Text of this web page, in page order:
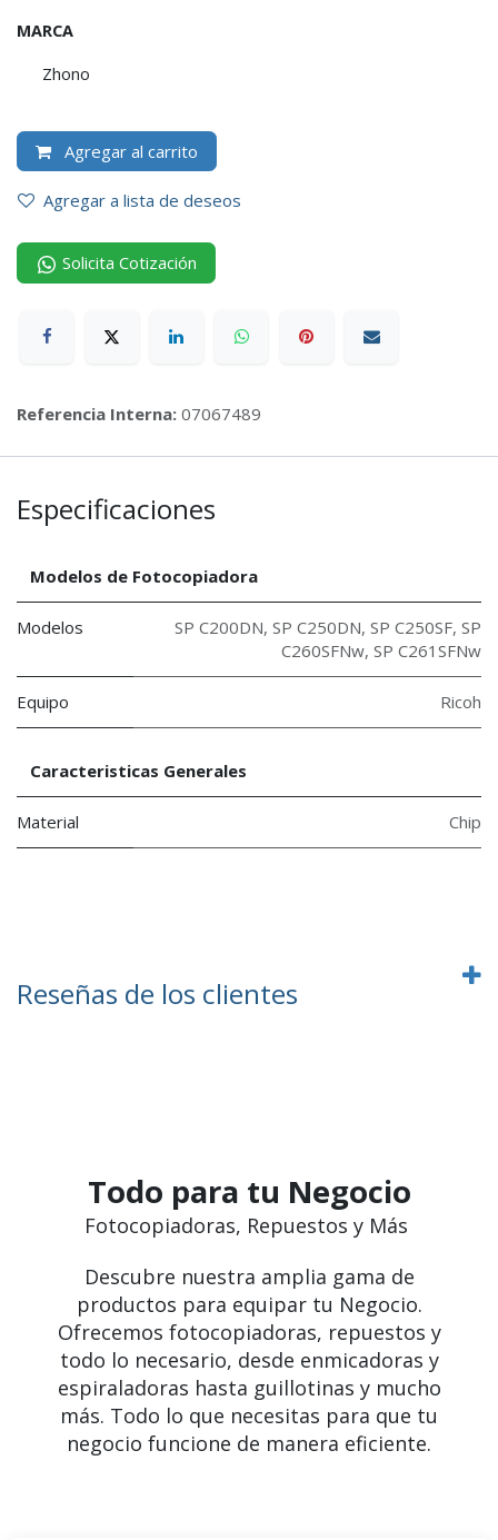
MARCA
Zhono
Agregar al carrito
Agregar a lista de deseos
Solicita Cotización
Referencia Interna: 07067489
Especificaciones
Modelos de Fotocopiadora
Modelos SP C200DN, SP C250DN, SP C250SF, SP
C260SFNw, SP C261SFNw
Equipo Ricoh
Caracteristicas Generales
Material Chip
Reseñas de los clientes
Todo para tu Negocio
Fotocopiadoras, Repuestos y Más
Descubre nuestra amplia gama de
productos para equipar tu Negocio.
Ofrecemos fotocopiadoras, repuestos y
todo lo necesario, desde enmicadoras y
espiraladoras hasta guillotinas y mucho
más. Todo lo que necesitas para que tu
negocio funcione de manera eficiente.